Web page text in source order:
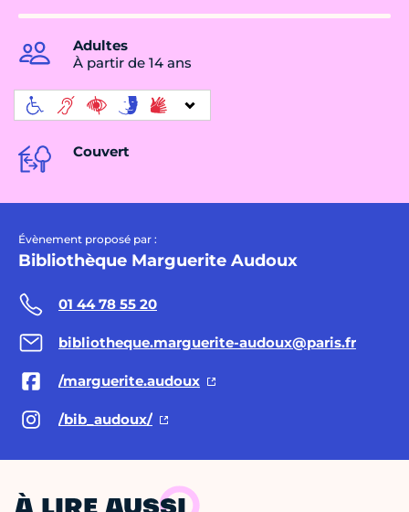
Adultes
À partir de 14 ans
Couvert
Évènement proposé par :
Bibliothèque Marguerite Audoux
01 44 78 55 20
bibliotheque.marguerite-audoux@paris.fr
/marguerite.audoux
/bib_audoux/